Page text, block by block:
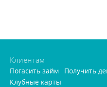
Клиентам
Погасить займ Получить
Клубные карты